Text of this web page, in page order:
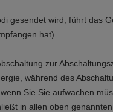
gesendet wird, führt das
hat)
zur
während des
Sie Sie aufwachen
in allen oben genannten